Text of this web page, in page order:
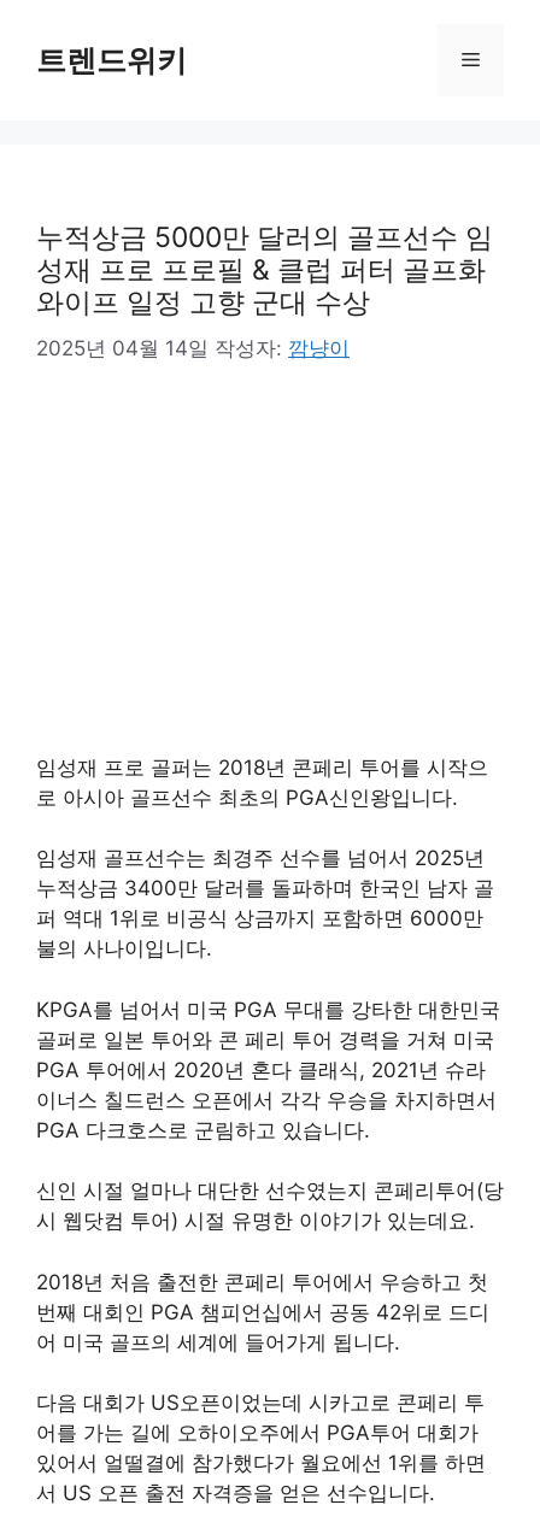
트렌드위키 메
누적상금 5000만 달러의 골프선수 임
성재 프로 프로필 & 클럽 퍼터 골프화
와이프 일정 고향 군대 수상
2025년 04월 14일 작성자: 깜냥이
임성재 프로 골퍼는 2018년 콘페리 투어를 시작으
로 아시아 골프선수 최초의 PGA신인왕입니다.
임성재 골프선수는 최경주 선수를 넘어서 2025년
누적상금 3400만 달러를 돌파하며 한국인 남자 골
퍼 역대 1위로 비공식 상금까지 포함하면 6000만
불의 사나이입니다.
KPGA를 넘어서 미국 PGA 무대를 강타한 대한민국
골퍼로 일본 투어와 콘 페리 투어 경력을 거쳐 미국
PGA 투어에서 2020년 혼다 클래식, 2021년 슈라
이너스 칠드런스 오픈에서 각각 우승을 차지하면서
PGA 다크호스로 군림하고 있습니다.
신인 시절 얼마나 대단한 선수였는지 콘페리투어(당
시 웹닷컴 투어) 시절 유명한 이야기가 있는데요.
2018년 처음 출전한 콘페리 투어에서 우승하고 첫
번째 대회인 PGA 챔피언십에서 공동 42위로 드디
어 미국 골프의 세계에 들어가게 됩니다.
다음 대회가 US오픈이었는데 시카고로 콘페리 투
어를 가는 길에 오하이오주에서 PGA투어 대회가
있어서 얼떨결에 참가했다가 월요에선 1위를 하면
서 US 오픈 출전 자격증을 얻은 선수입니다.